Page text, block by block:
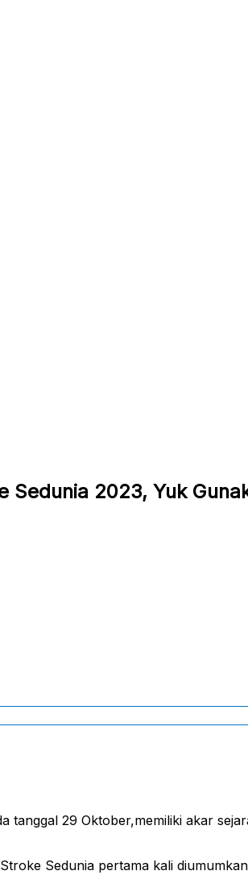
Sedunia 2023, Yuk
tanggal 29 Oktober,memiliki akar
Sedunia pertama kali